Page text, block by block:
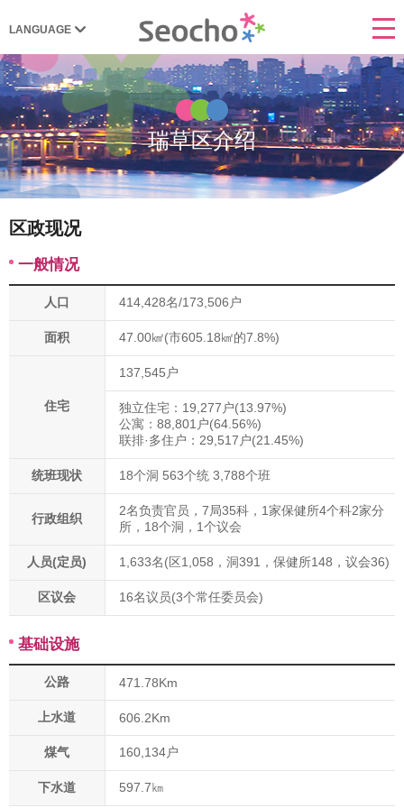
瑞草区介绍
区政现况
一般情况
人口 414,428名/173,506户
面积 47.00㎢(市605.18㎢的7.8%)
住宅
137,545户
独立住宅：19,277户(13.97%)
公寓：88,801户(64.56%)
联排·多住户：29,517户(21.45%)
统班现状 18个洞 563个统 3,788个班
行政组织
2名负责官员，7局35科，1家保健所4个科2家分
所，18个洞，1个议会
人员(定员) 1,633名(区1,058，洞391，保健所148，议会36)
区议会 16名议员(3个常任委员会)
基础设施
公路 471.78Km
上水道 606.2Km
煤气 160,134户
下水道 597.7㎞